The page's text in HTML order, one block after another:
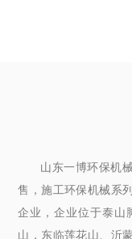
山东一博环保机
售，施工环保机械系
企业，企业位于泰
山，东临莲花山、沂